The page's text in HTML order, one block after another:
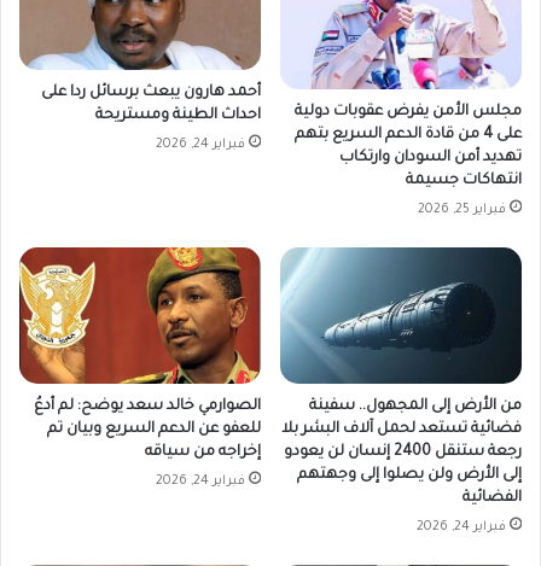
مجلس الأمن يفرض عقوبات دولية
على 4 من قادة الدعم السريع بتهم
تهديد أمن السودان وارتكاب
انتهاكات جسيمة
فبراير 25, 2026
أحمد هارون يبعث برسائل ردا على
احداث الطينة ومستريحة
فبراير 24, 2026
من الأرض إلى المجهول.. سفينة
فضائية تستعد لحمل آلاف البشر بلا
رجعة ستنقل 2400 إنسان لن يعودو
إلى الأرض ولن يصلوا إلى وجهتهم
الفضائية
فبراير 24, 2026
الصوارمي خالد سعد يوضح: لم أدعُ
للعفو عن الدعم السريع وبيان تم
إخراجه من سياقه
فبراير 24, 2026